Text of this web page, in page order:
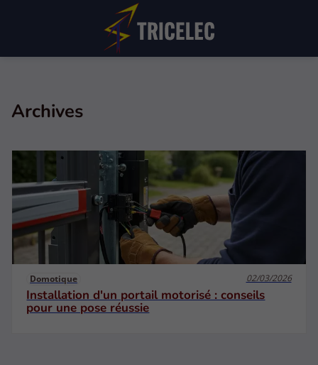
Archives
Domotique 02/03/2026
Installation d'un portail motorisé : conseils
pour une pose réussie